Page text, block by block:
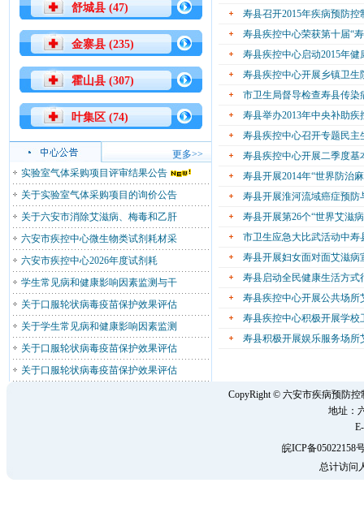
舒城县 (47)
金寨县 (235)
霍山县 (307)
叶集区 (74)
更多>>
实验室气体采购项目评审结果公告
关于实验室气体采购项目的询价公告
关于六安市消除艾滋病、梅毒和乙肝
六安市疾控中心微生物类试剂耗材采
六安市疾控中心2026年度试剂耗
学生常见病和健康影响因素监测与干
关于口服轮状病毒疫苗保护效果评估
关于学生常见病和健康影响因素监测
关于口服轮状病毒疫苗保护效果评估
关于口服轮状病毒疫苗保护效果评估
寿县召开2015年疾病预防控
寿县疾控中心荣获第十届“
寿县疾控中心启动2015年健
寿县疾控中心开展乡镇卫
市卫生局督导检查寿县传染
寿县举办2013年中央补助
寿县疾控中心召开专题民主
寿县疾控中心开展二季度
寿县开展2014年“世界防治
寿县开展淮河流域癌症预
寿县开展第26个“世界艾滋
市卫生应急大比武活动中寿
寿县开展妇女面对面艾滋病
寿县启动全民健康生活方式
寿县疾控中心开展公共场
寿县疾控中心积极开展学校
寿县积极开展娱乐服务场
CopyRight © 六安市疾病预防
地址：
皖ICP备05022158
总计访问